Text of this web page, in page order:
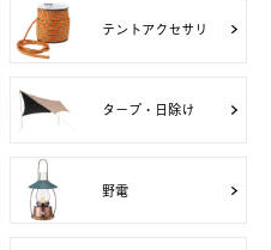
テントアクセサリ
タープ・日除け
野電